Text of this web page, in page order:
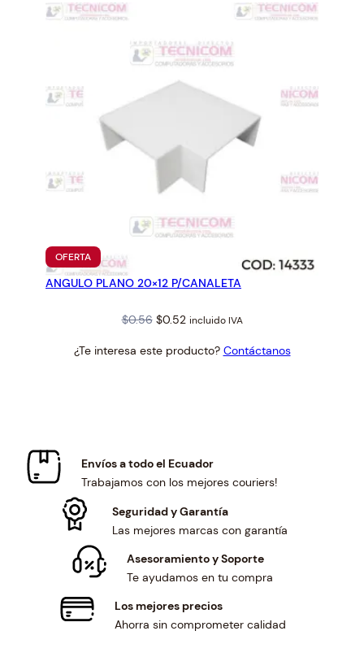
OFERTAPRODUCTO
EN
OFERTA
ANGULO PLANO 20×12 P/CANALETA
$0.56 Original
was:
$0.52Current
is:
incluido IVA
¿Te interesa este producto? Contáctanos
Envíos a todo el Ecuador
Trabajamos con los mejores couriers!
Seguridad y Garantía
Las mejores marcas con garantía
Asesoramiento y Soporte
Te ayudamos en tu compra
Los mejores precios
Ahorra sin comprometer calidad